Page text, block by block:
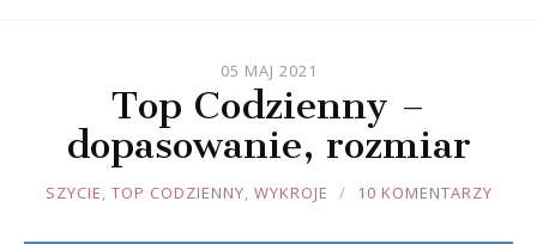
05 MAJ 2021
Top Codzienny –
dopasowanie, rozmiar
JOULE
SZYCIE, TOP CODZIENNY, WYKROJE 10 KOMENTARZY